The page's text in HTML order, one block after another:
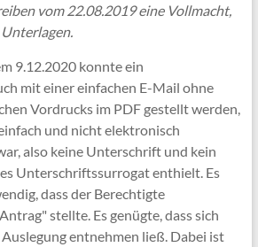
vom 22.08.2019 eine Vollmacht,
9.12.2020 konnte ein
mit einer einfachen E-Mail ohne
Vordrucks im PDF gestellt werden,
und nicht elektronisch
also keine Unterschrift und kein
Unterschriftssurrogat enthielt. Es
dass der Berechtigte
stellte. Es genügte, dass sich
entnehmen ließ. Dabei ist